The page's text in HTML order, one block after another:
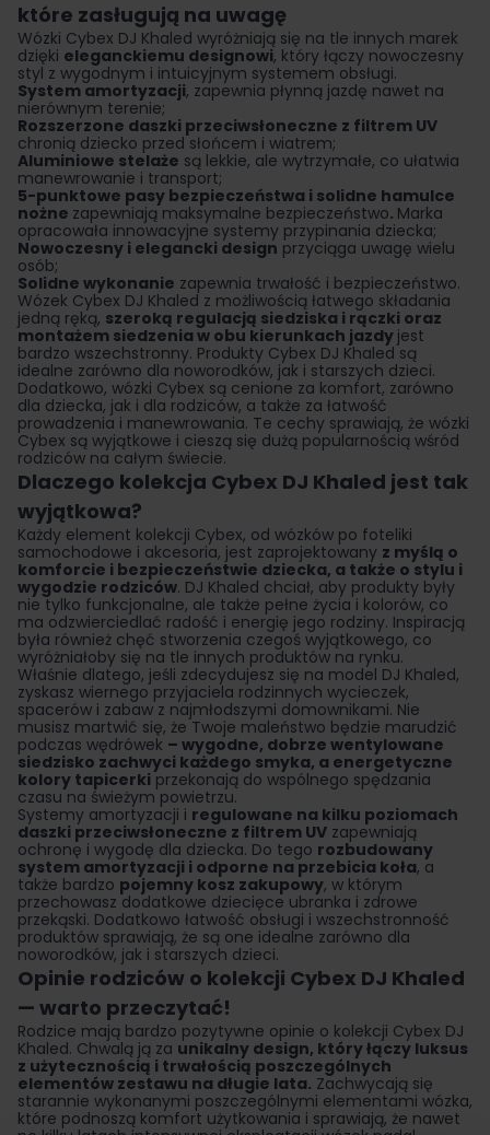
które zasługują na uwagę
Wózki Cybex DJ Khaled wyróżniają się na tle innych marek
dzięki eleganckiemu designowi, który łączy nowoczesny
styl z wygodnym i intuicyjnym systemem obsługi.
System amortyzacji, zapewnia płynną jazdę nawet na
nierównym terenie;
Rozszerzone daszki przeciwsłoneczne z filtrem UV
chronią dziecko przed słońcem i wiatrem;
Aluminiowe stelaże są lekkie, ale wytrzymałe, co ułatwia
manewrowanie i transport;
5-punktowe pasy bezpieczeństwa i solidne hamulce
nożne zapewniają maksymalne bezpieczeństwo. Marka
opracowała innowacyjne systemy przypinania dziecka;
Nowoczesny i elegancki design przyciąga uwagę wielu
osób;
Solidne wykonanie zapewnia trwałość i bezpieczeństwo.
Wózek Cybex DJ Khaled z możliwością łatwego składania
jedną ręką, szeroką regulacją siedziska i rączki oraz
montażem siedzenia w obu kierunkach jazdy jest
bardzo wszechstronny. Produkty Cybex DJ Khaled są
idealne zarówno dla noworodków, jak i starszych dzieci.
Dodatkowo, wózki Cybex są cenione za komfort, zarówno
dla dziecka, jak i dla rodziców, a także za łatwość
prowadzenia i manewrowania. Te cechy sprawiają, że wózki
Cybex są wyjątkowe i cieszą się dużą popularnością wśród
rodziców na całym świecie.
Dlaczego kolekcja Cybex DJ Khaled jest tak
wyjątkowa?
Każdy element kolekcji Cybex, od wózków po foteliki
samochodowe i akcesoria, jest zaprojektowany z myślą o
komforcie i bezpieczeństwie dziecka, a także o stylu i
wygodzie rodziców. DJ Khaled chciał, aby produkty były
nie tylko funkcjonalne, ale także pełne życia i kolorów, co
ma odzwierciedlać radość i energię jego rodziny. Inspiracją
była również chęć stworzenia czegoś wyjątkowego, co
wyróżniałoby się na tle innych produktów na rynku.
Właśnie dlatego, jeśli zdecydujesz się na model DJ Khaled,
zyskasz wiernego przyjaciela rodzinnych wycieczek,
spacerów i zabaw z najmłodszymi domownikami. Nie
musisz martwić się, że Twoje maleństwo będzie marudzić
podczas wędrówek – wygodne, dobrze wentylowane
siedzisko zachwyci każdego smyka, a energetyczne
kolory tapicerki przekonają do wspólnego spędzania
czasu na świeżym powietrzu.
Systemy amortyzacji i regulowane na kilku poziomach
daszki przeciwsłoneczne z filtrem UV zapewniają
ochronę i wygodę dla dziecka. Do tego rozbudowany
system amortyzacji i odporne na przebicia koła, a
także bardzo pojemny kosz zakupowy, w którym
przechowasz dodatkowe dziecięce ubranka i zdrowe
przekąski. Dodatkowo łatwość obsługi i wszechstronność
produktów sprawiają, że są one idealne zarówno dla
noworodków, jak i starszych dzieci.
Opinie rodziców o kolekcji Cybex DJ Khaled
— warto przeczytać!
Rodzice mają bardzo pozytywne opinie o kolekcji Cybex DJ
Khaled. Chwalą ją za unikalny design, który łączy luksus
z użytecznością i trwałością poszczególnych
elementów zestawu na długie lata. Zachwycają się
starannie wykonanymi poszczególnymi elementami wózka,
które podnoszą komfort użytkowania i sprawiają, że nawet